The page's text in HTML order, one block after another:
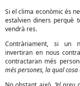
Si el clima econòmic és
estalvien diners perquè
vendrà res.
Contràriament, si un
invertiran en nous
contractaran més
més persones, la qual